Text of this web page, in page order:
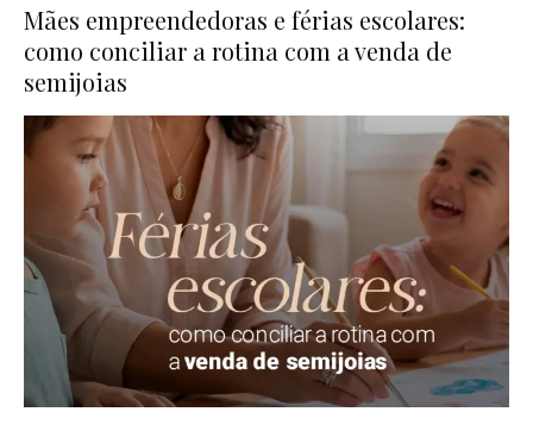
Mães empreendedoras e férias escolares:
como conciliar a rotina com a venda de
semijoias